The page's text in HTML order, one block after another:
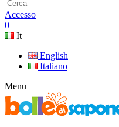
Accesso
0
It
English
Italiano
Menu